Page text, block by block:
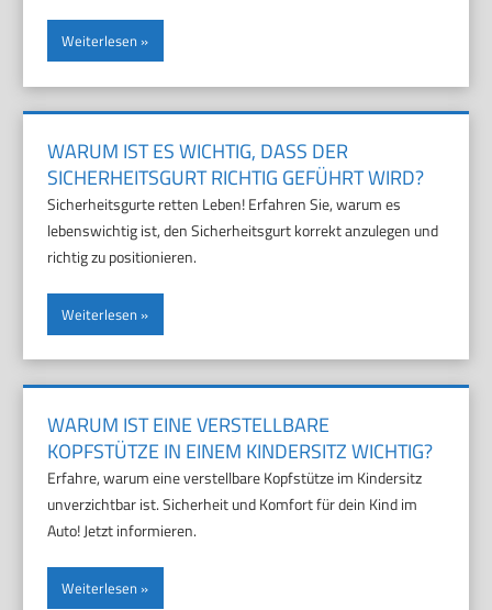
Weiterlesen
WARUM IST ES WICHTIG, DASS DER
SICHERHEITSGURT RICHTIG GEFÜHRT WIRD?
Sicherheitsgurte retten Leben! Erfahren Sie, warum es
lebenswichtig ist, den Sicherheitsgurt korrekt anzulegen und
richtig zu positionieren.
Weiterlesen
WARUM IST EINE VERSTELLBARE
KOPFSTÜTZE IN EINEM KINDERSITZ WICHTIG?
Erfahre, warum eine verstellbare Kopfstütze im Kindersitz
unverzichtbar ist. Sicherheit und Komfort für dein Kind im
Auto! Jetzt informieren.
Weiterlesen